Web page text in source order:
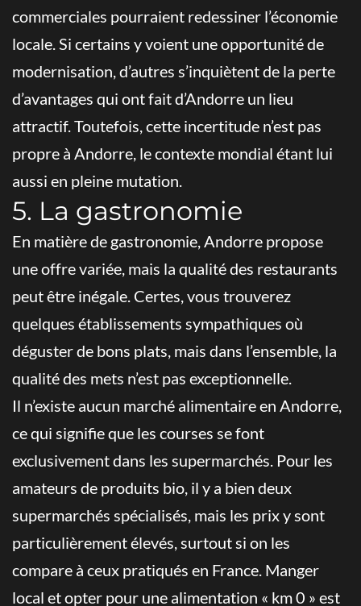
commerciales pourraient redessiner l’économie
locale. Si certains y voient une opportunité de
modernisation, d’autres s’inquiètent de la perte
d’avantages qui ont fait d’Andorre un lieu
attractif. Toutefois, cette incertitude n’est pas
propre à Andorre, le contexte mondial étant lui
aussi en pleine mutation.
5. La gastronomie
En matière de gastronomie, Andorre propose
une offre variée, mais la qualité des restaurants
peut être inégale. Certes, vous trouverez
quelques établissements sympathiques où
déguster de bons plats, mais dans l’ensemble, la
qualité des mets n’est pas exceptionnelle.
Il n’existe aucun marché alimentaire en Andorre,
ce qui signifie que les courses se font
exclusivement dans les supermarchés. Pour les
amateurs de produits bio, il y a bien deux
supermarchés spécialisés, mais les prix y sont
particulièrement élevés, surtout si on les
compare à ceux pratiqués en France. Manger
local et opter pour une alimentation « km 0 » est